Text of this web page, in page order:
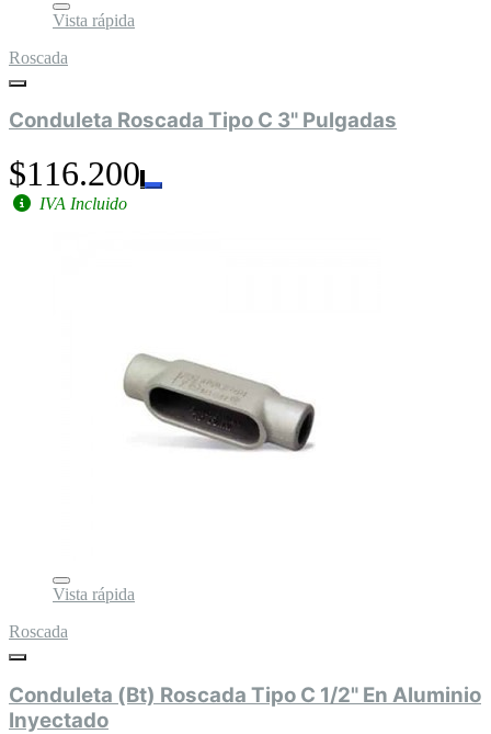
Vista rápida
Roscada
Conduleta Roscada Tipo C 3" Pulgadas
$116.200
IVA Incluido
Vista rápida
Roscada
Conduleta (Bt) Roscada Tipo C 1/2" En Aluminio
Inyectado